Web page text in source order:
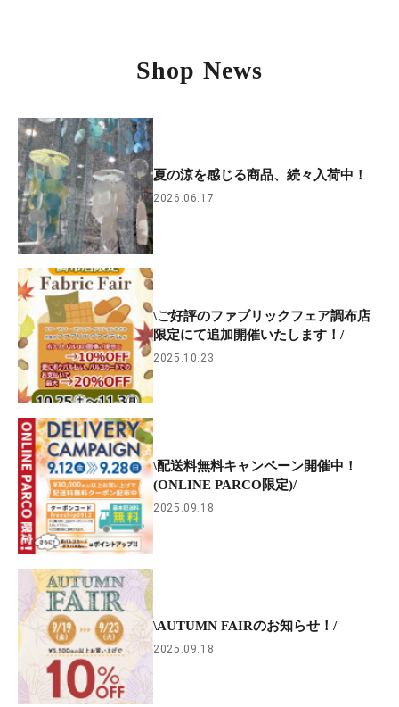
Shop News
夏の涼を感じる商品、続々入荷中！
2026.06.17
\ご好評のファブリックフェア調布店
限定にて追加開催いたします！/
2025.10.23
\配送料無料キャンペーン開催中！
(ONLINE PARCO限定)/
2025.09.18
\AUTUMN FAIRのお知らせ！/
2025.09.18